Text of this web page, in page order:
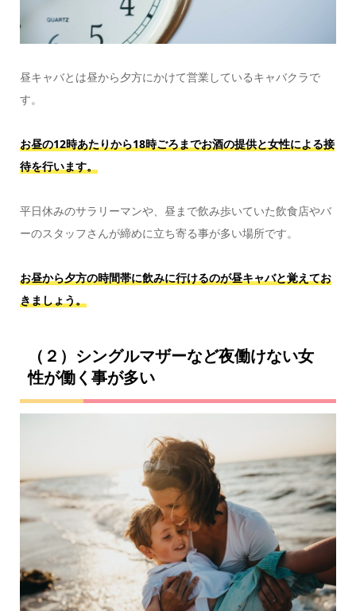
昼キャバとは昼から夕方にかけて営業しているキャバクラで
す。
お昼の12時あたりから18時ごろまでお酒の提供と女性による接
待を行います。
平日休みのサラリーマンや、昼まで飲み歩いていた飲食店やバ
ーのスタッフさんが締めに立ち寄る事が多い場所です。
お昼から夕方の時間帯に飲みに行けるのが昼キャバと覚えてお
きましょう。
（２）シングルマザーなど夜働けない女
性が働く事が多い